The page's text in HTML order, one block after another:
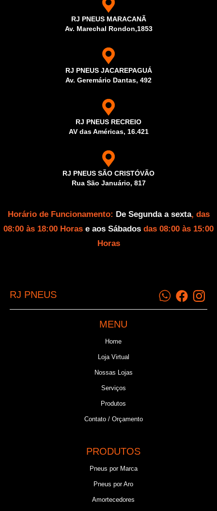
RJ PNEUS MARACANÃ
Av. Marechal Rondon,1853
RJ PNEUS JACAREPAGUÁ
Av. Geremário Dantas, 492
RJ PNEUS RECREIO
AV das Américas, 16.421
RJ PNEUS SÃO CRISTÓVÃO
Rua São Januário, 817
Horário de Funcionamento: De Segunda a sexta, das
08:00 às 18:00 Horas e aos Sábados das 08:00 às 15:00
Horas
RJ PNEUS
MENU
Home
Loja Virtual
Nossas Lojas
Serviços
Produtos
Contato / Orçamento
PRODUTOS
Pneus por Marca
Pneus por Aro
Amortecedores